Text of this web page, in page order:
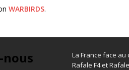
WARBIRDS.
nous
La France face
Rafale F4 et